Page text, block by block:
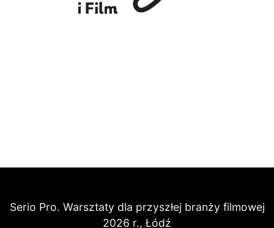
Serio Pro. Warsztaty dla przyszłej branży filmowej
2026 r., Łódź